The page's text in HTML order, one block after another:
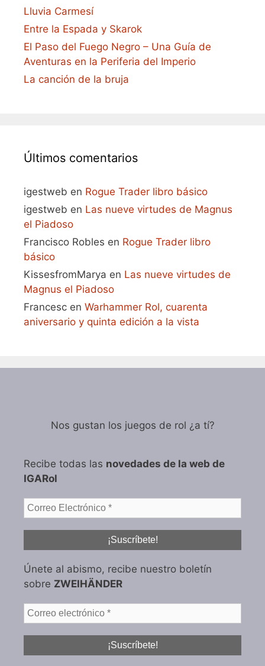
Lluvia Carmesí
Entre la Espada y Skarok
El Paso del Fuego Negro – Una Guía de
Aventuras en la Periferia del Imperio
La canción de la bruja
Últimos comentarios
igestweb en Rogue Trader libro básico
igestweb en Las nueve virtudes de Magnus
el Piadoso
Francisco Robles en Rogue Trader libro
básico
KissesfromMarya en Las nueve virtudes de
Magnus el Piadoso
Francesc en Warhammer Rol, cuarenta
aniversario y quinta edición a la vista
Nos gustan los juegos de rol ¿a tí?
Recibe todas las novedades de la web de
IGARol
Únete al abismo, recibe nuestro boletín
sobre ZWEIHÄNDER